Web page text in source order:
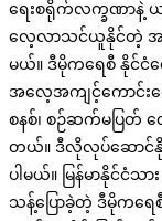
ရေးစရိုက်လက္ခဏာနဲ့ ယ
လေ့လာသင်ယူနိုင်တဲ့ အခ
မယ်။ ဒီမိုကရေစီ နိုင်ငံ
အလေ့အကျင့်ကောင်းတွ
စနစ်၊ စဉ်ဆက်မပြတ် လ
တယ်။ ဒီလိုလုပ်ဆောင်
ပါမယ်။ မြန်မာနိုင်ငံသ
သန့်ပြောခဲ့တဲ့ ဒီမိုကရ